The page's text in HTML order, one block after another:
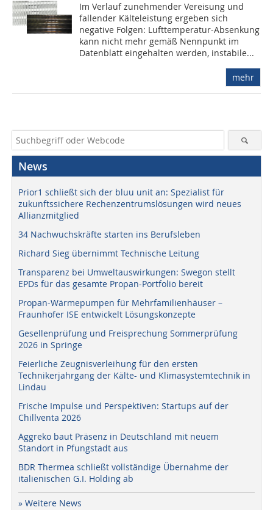
Im Verlauf zunehmender Vereisung und
fallender Kälteleistung ergeben sich
negative Folgen: Lufttemperatur-Absenkung
kann nicht mehr gemäß Nennpunkt im
Datenblatt eingehalten werden, instabile...
mehr
News
Prior1 schließt sich der bluu unit an: Spezialist für
zukunftssichere Rechenzentrumslösungen wird neues
Allianzmitglied
34 Nachwuchskräfte starten ins Berufsleben
Richard Sieg übernimmt Technische Leitung
Transparenz bei Umweltauswirkungen: Swegon stellt
EPDs für das gesamte Propan-Portfolio bereit
Propan-Wärmepumpen für Mehrfamilienhäuser –
Fraunhofer ISE entwickelt Lösungskonzepte
Gesellenprüfung und Freisprechung Sommerprüfung
2026 in Springe
Feierliche Zeugnisverleihung für den ersten
Technikerjahrgang der Kälte- und Klimasystemtechnik in
Lindau
Frische Impulse und Perspektiven: Startups auf der
Chillventa 2026
Aggreko baut Präsenz in Deutschland mit neuem
Standort in Pfungstadt aus
BDR Thermea schließt vollständige Übernahme der
italienischen G.I. Holding ab
» Weitere News